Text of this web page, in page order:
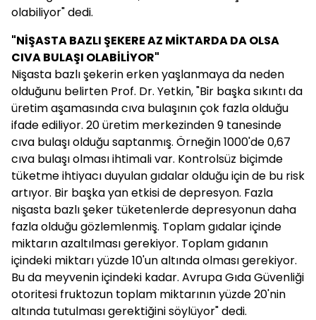
olabiliyor" dedi.
"NİŞASTA BAZLI ŞEKERE AZ MİKTARDA DA OLSA
CIVA BULAŞI OLABİLİYOR"
Nişasta bazlı şekerin erken yaşlanmaya da neden
olduğunu belirten Prof. Dr. Yetkin, "Bir başka sıkıntı da
üretim aşamasında cıva bulaşının çok fazla olduğu
ifade ediliyor. 20 üretim merkezinden 9 tanesinde
cıva bulaşı olduğu saptanmış. Örneğin 1000'de 0,67
cıva bulaşı olması ihtimali var. Kontrolsüz biçimde
tüketme ihtiyacı duyulan gıdalar olduğu için de bu risk
artıyor. Bir başka yan etkisi de depresyon. Fazla
nişasta bazlı şeker tüketenlerde depresyonun daha
fazla olduğu gözlemlenmiş. Toplam gıdalar içinde
miktarın azaltılması gerekiyor. Toplam gıdanın
içindeki miktarı yüzde 10'un altında olması gerekiyor.
Bu da meyvenin içindeki kadar. Avrupa Gıda Güvenliği
otoritesi fruktozun toplam miktarının yüzde 20'nin
altında tutulması gerektiğini söylüyor" dedi.